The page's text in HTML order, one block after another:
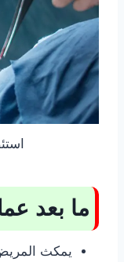
ما بعد
يمكث